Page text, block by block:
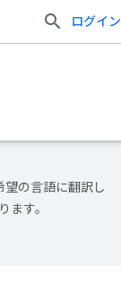
ログイン
望の言語に翻訳し
ます。